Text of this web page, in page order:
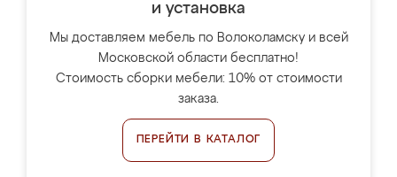
и установка
Мы доставляем мебель по Волоколамску и всей
Московской области бесплатно!
Стоимость сборки мебели: 10% от стоимости
заказа.
ПЕРЕЙТИ В КАТАЛОГ